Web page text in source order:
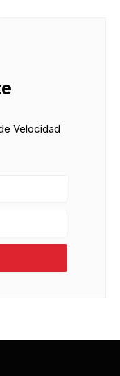
Velocidad